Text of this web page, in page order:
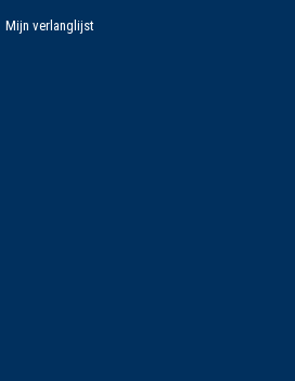
Mijn verlanglijst